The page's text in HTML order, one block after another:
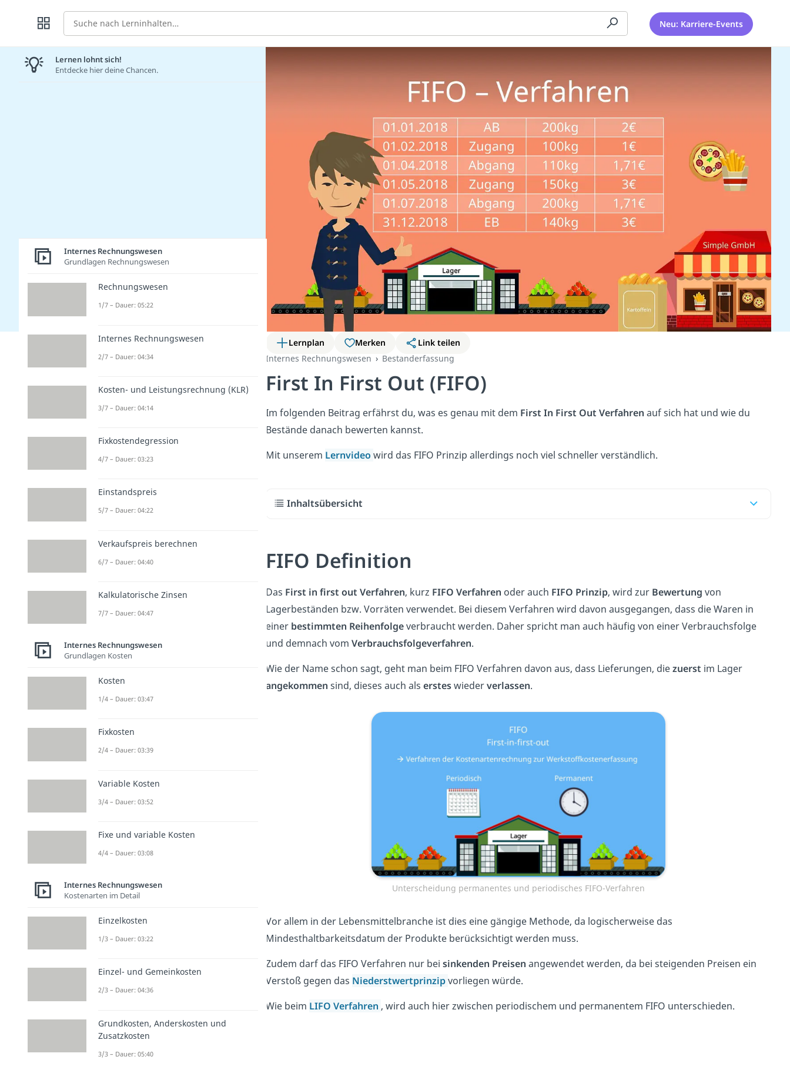
Suche Neu: Karriere-Events
Lernplan Merken
Link teilen
Internes Rechnungswesen
Bestanderfassung
First In First Out (FIFO)
Im folgenden Beitrag erfährst du, was es genau mit dem First In First Out Verfahren auf sich hat und wie du
Bestände danach bewerten kannst.
Mit unserem Lernvideo wird das FIFO Prinzip allerdings noch viel schneller verständlich.
Inhaltsübersicht
FIFO Definition
Das First in first out Verfahren, kurz FIFO Verfahren oder auch FIFO Prinzip, wird zur Bewertung von
Lagerbeständen bzw. Vorräten verwendet. Bei diesem Verfahren wird davon ausgegangen, dass die Waren in
einer bestimmten Reihenfolgeverbraucht werden. Daher spricht man auch häufig von einer Verbrauchsfolge
und demnach vom Verbrauchsfolgeverfahren.
Wie der Name schon sagt, geht man beim FIFO Verfahren davon aus, dass Lieferungen, diezuerst im Lager
angekommen sind, dieses auch als ersteswiederverlassen.
Unterscheidung permanentes und periodisches FIFO-Verfahren
Vor allem in der Lebensmittelbranche ist dies eine gängige Methode, da logischerweise das
Mindesthaltbarkeitsdatum der Produkte berücksichtigt werden muss.
Zudem darf das FIFO Verfahren nur bei sinkenden Preisen angewendet werden, da bei steigenden Preisen ein
Verstoß gegen das Niederstwertprinzipvorliegen würde.
Wie beim LIFO Verfahren , wird auch hier zwischen periodischem und permanentem FIFO unterschieden.
Lernen lohnt sich!
Entdecke hier deine Chancen.
Internes Rechnungswesen
Grundlagen Rechnungswesen
Rechnungswesen
1/7 – Dauer: 05:22
Internes Rechnungswesen
2/7 – Dauer: 04:34
Kosten- und Leistungsrechnung (KLR)
3/7 – Dauer: 04:14
Fixkostendegression
4/7 – Dauer: 03:23
Einstandspreis
5/7 – Dauer: 04:22
Verkaufspreis berechnen
6/7 – Dauer: 04:40
Kalkulatorische Zinsen
7/7 – Dauer: 04:47
Internes Rechnungswesen
Grundlagen Kosten
Kosten
1/4 – Dauer: 03:47
Fixkosten
2/4 – Dauer: 03:39
Variable Kosten
3/4 – Dauer: 03:52
Fixe und variable Kosten
4/4 – Dauer: 03:08
Internes Rechnungswesen
Kostenarten im Detail
Einzelkosten
1/3 – Dauer: 03:22
Einzel- und Gemeinkosten
2/3 – Dauer: 04:36
Grundkosten, Anderskosten und
Zusatzkosten
3/3 – Dauer: 05:40